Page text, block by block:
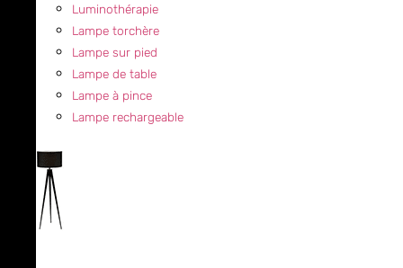
Luminothérapie
Lampe torchère
Lampe sur pied
Lampe de table
Lampe à pince
Lampe rechargeable